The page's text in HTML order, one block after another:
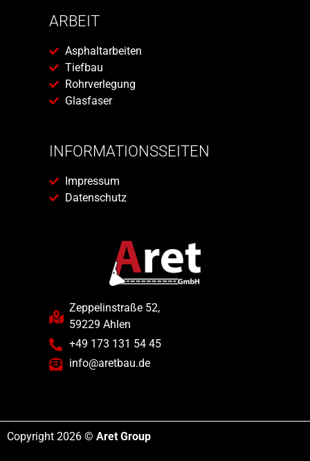
ARBEIT
Asphaltarbeiten
Tiefbau
Rohrverlegung
Glasfaser
INFORMATIONSSEITEN
Impressum
Datenschutz
Zeppelinstraße 52,
59229 Ahlen
+49 173 131 54 45
info@aretbau.de
Copyright 2026 © Aret Group